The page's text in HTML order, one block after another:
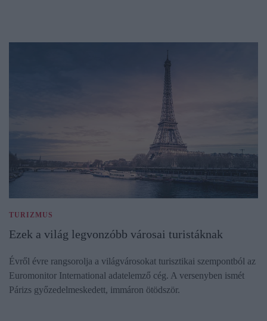
TURIZMUS
Ezek a világ legvonzóbb városai turistáknak
Évről évre rangsorolja a világvárosokat turisztikai szempontból az
Euromonitor International adatelemző cég. A versenyben ismét
Párizs győzedelmeskedett, immáron ötödször.